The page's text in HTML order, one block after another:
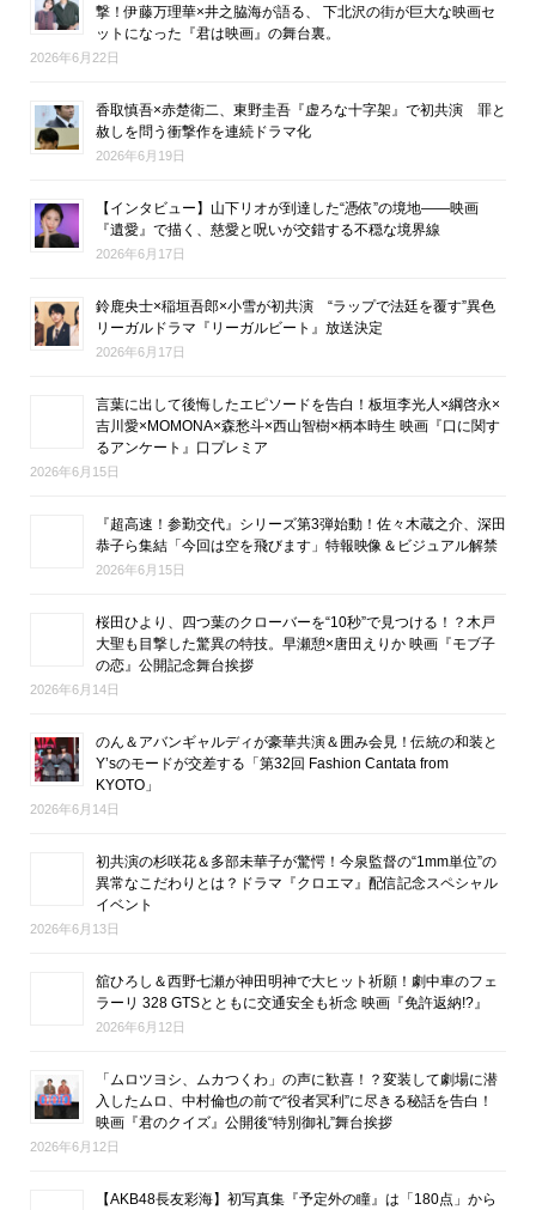
撃！伊藤万理華×井之脇海が語る、 下北沢の街が巨大な映画セ
ットになった『君は映画』の舞台裏。
2026年6月22日
香取慎吾×赤楚衛二、東野圭吾『虚ろな十字架』で初共演 罪と
赦しを問う衝撃作を連続ドラマ化
2026年6月19日
【インタビュー】山下リオが到達した“憑依”の境地――映画
『遺愛』で描く、慈愛と呪いが交錯する不穏な境界線
2026年6月17日
鈴鹿央士×稲垣吾郎×小雪が初共演 “ラップで法廷を覆す”異色
リーガルドラマ『リーガルビート』放送決定
2026年6月17日
言葉に出して後悔したエピソードを告白！板垣李光人×綱啓永×
吉川愛×MOMONA×森愁斗×西山智樹×柄本時生 映画『口に関す
るアンケート』口プレミア
2026年6月15日
『超高速！参勤交代』シリーズ第3弾始動！佐々木蔵之介、深田
恭子ら集結「今回は空を飛びます」特報映像＆ビジュアル解禁
2026年6月15日
桜田ひより、四つ葉のクローバーを“10秒”で見つける！？木戸
大聖も目撃した驚異の特技。早瀬憩×唐田えりか 映画『モブ子
の恋』公開記念舞台挨拶
2026年6月14日
のん＆アバンギャルディが豪華共演＆囲み会見！伝統の和装と
Y’sのモードが交差する「第32回 Fashion Cantata from
KYOTO」
2026年6月14日
初共演の杉咲花＆多部未華子が驚愕！今泉監督の“1mm単位”の
異常なこだわりとは？ドラマ『クロエマ』配信記念スペシャル
イベント
2026年6月13日
舘ひろし＆西野七瀬が神田明神で大ヒット祈願！劇中車のフェ
ラーリ 328 GTSとともに交通安全も祈念 映画『免許返納!?』
2026年6月12日
「ムロツヨシ、ムカつくわ」の声に歓喜！？変装して劇場に潜
入したムロ、中村倫也の前で“役者冥利”に尽きる秘話を告白！
映画『君のクイズ』公開後“特別御礼”舞台挨拶
2026年6月12日
【AKB48長友彩海】初写真集『予定外の瞳』は「180点」から